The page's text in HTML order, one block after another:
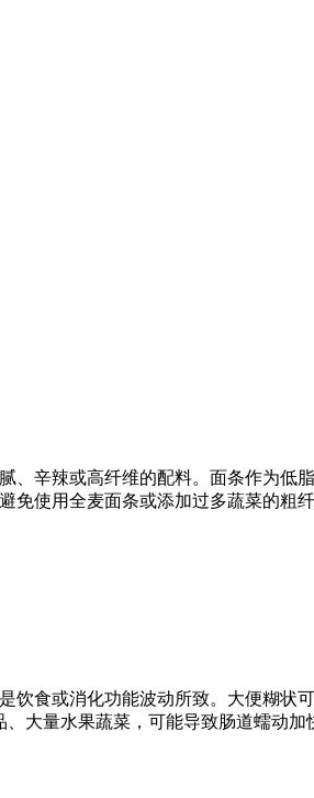
辛辣或高纤维的配料。面条作为低
免使用全麦面条或添加过多蔬菜的粗
饮食或消化功能波动所致。大便糊状
大量水果蔬菜，可能导致肠道蠕动